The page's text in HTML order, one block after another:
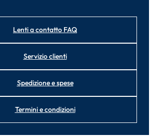
Lenti a contatto FAQ
Servizio clienti
Spedizione e spese
Termini e condizioni